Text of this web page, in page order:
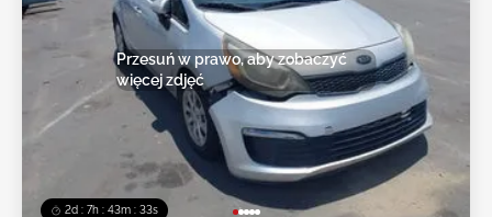
2d : 7h : 43m : 30s
Przesuń w prawo, aby zobaczyć
więcej zdjęć